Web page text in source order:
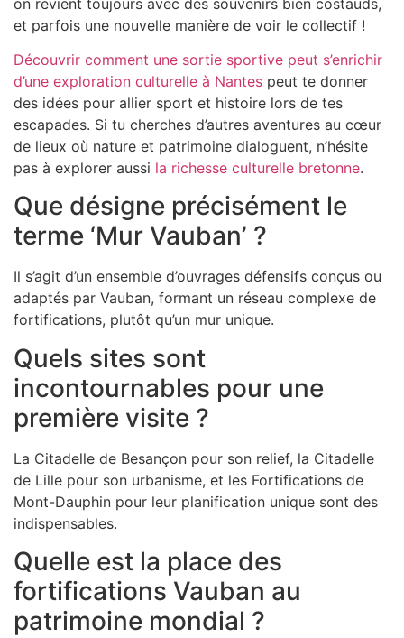
et parfois une nouvelle manière de voir le collectif !
Découvrir comment une sortie sportive peut s’enrichir
d’une exploration culturelle à Nantes peut te donner
des idées pour allier sport et histoire lors de tes
escapades. Si tu cherches d’autres aventures au cœur
de lieux où nature et patrimoine dialoguent, n’hésite
pas à explorer aussi la richesse culturelle bretonne.
Que désigne précisément le
terme ‘Mur Vauban’ ?
Il s’agit d’un ensemble d’ouvrages défensifs conçus ou
adaptés par Vauban, formant un réseau complexe de
fortifications, plutôt qu’un mur unique.
Quels sites sont
incontournables pour une
première visite ?
La Citadelle de Besançon pour son relief, la Citadelle
de Lille pour son urbanisme, et les Fortifications de
Mont-Dauphin pour leur planification unique sont des
indispensables.
Quelle est la place des
fortifications Vauban au
patrimoine mondial ?